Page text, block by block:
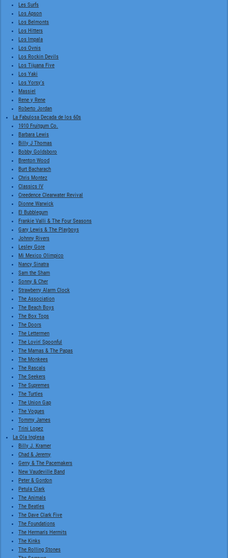
Les Surfs
Los Apson
Los Belmonts
Los Hitters
Los Impala
Los Ovnis
Los Rockin Devils
Los Tijuana Five
Los Yaki
Los Yorsy's
Massiel
Rene y Rene
Roberto Jordan
La Fabulosa Decada de los 60s
1910 Fruitgum Co.
Barbara Lewis
Billy J Thomas
Bobby Goldsboro
Brenton Wood
Burt Bacharach
Chris Montez
Classics IV
Creedence Clearwater Revival
Dionne Warwick
El Bubblegum
Frankie Valli & The Four Seasons
Gary Lewis & The Playboys
Johnny Rivers
Lesley Gore
Mi Mexico Olimpico
Nancy Sinatra
Sam the Sham
Sonny & Cher
Strawberry Alarm Clock
The Association
The Beach Boys
The Box Tops
The Doors
The Lettermen
The Lovin' Spoonful
The Mamas & The Papas
The Monkees
The Rascals
The Seekers
The Supremes
The Turtles
The Union Gap
The Vogues
Tommy James
Trini Lopez
La Ola Inglesa
Billy J. Kramer
Chad & Jeremy
Gerry & The Pacemakers
New Vaudeville Band
Peter & Gordon
Petula Clark
The Animals
The Beatles
The Dave Clark Five
The Foundations
The Herman's Hermits
The Kinks
The Rolling Stones